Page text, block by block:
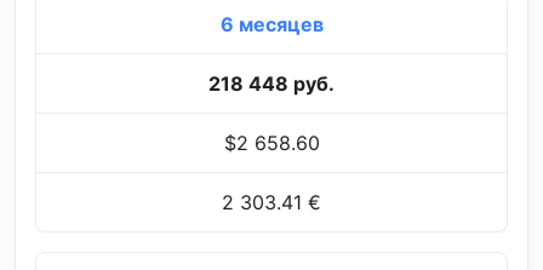
6 месяцев
218 448 руб.
$2 658.60
2 303.41 €